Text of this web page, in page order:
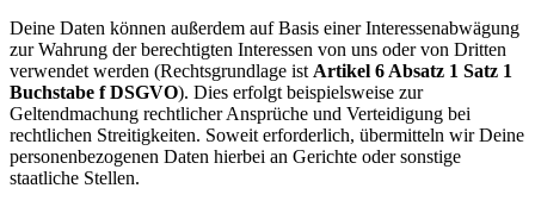
Deine Daten können außerdem auf Basis einer Interessenabwägung
zur Wahrung der berechtigten Interessen von uns oder von Dritten
verwendet werden (Rechtsgrundlage ist Artikel 6 Absatz 1 Satz 1
Buchstabe f DSGVO). Dies erfolgt beispielsweise zur
Geltendmachung rechtlicher Ansprüche und Verteidigung bei
rechtlichen Streitigkeiten. Soweit erforderlich, übermitteln wir Deine
personenbezogenen Daten hierbei an Gerichte oder sonstige
staatliche Stellen.